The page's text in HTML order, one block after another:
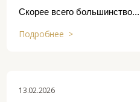
Скорее всего большинство...
Подробнее >
13.02.2026